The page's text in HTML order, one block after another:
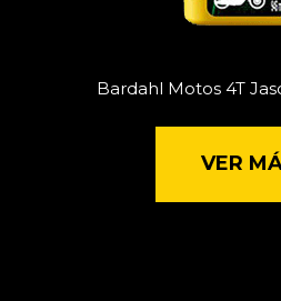
Bardahl Motos 4T
VER